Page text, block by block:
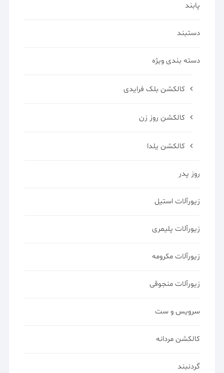
پابند
دستبند
دسته بندی ویژه
کالکشن بلک فرایدی
کالکشن روز زن
کالکشن یلدا
روز پدر
زیورآلات استیل
زیورآلات پلیمری
زیورآلات مکرومه
زیورآلات منجوقی
سرویس و ست
کالکشن مردانه
گردنبند